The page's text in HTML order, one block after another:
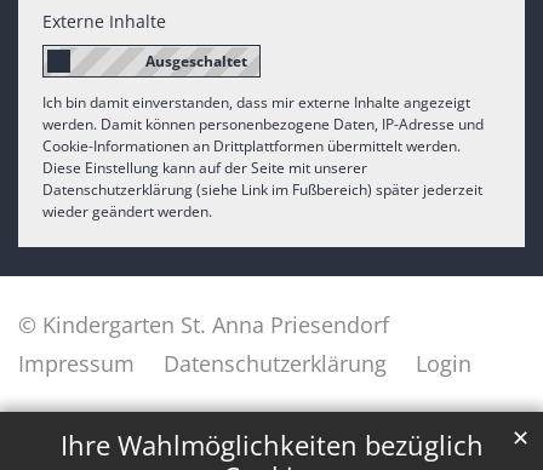
Ihre Wahlmöglichkeiten bezüglich
✕
Externe Inhalte
Ich bin damit einverstanden, dass mir externe Inhalte angezeigt
werden. Damit können personenbezogene Daten, IP-Adresse und
Cookie-Informationen an Drittplattformen übermittelt werden.
Diese Einstellung kann auf der Seite mit unserer
Datenschutzerklärung (siehe Link im Fußbereich) später jederzeit
wieder geändert werden.
© Kindergarten St. Anna Priesendorf
Impressum
Datenschutzerklärung Login